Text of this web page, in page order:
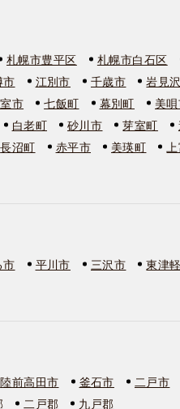
札幌市豊平区 札幌市白石区
市 江別市 千歳市 岩見
市 七飯町 幕別町 美
白老町 砂川市 芽室町
長沼町 赤平市 美瑛町
市 平川市 三沢市 東津
陸前高田市 釜石市 二戸市
二戸郡 九戸郡